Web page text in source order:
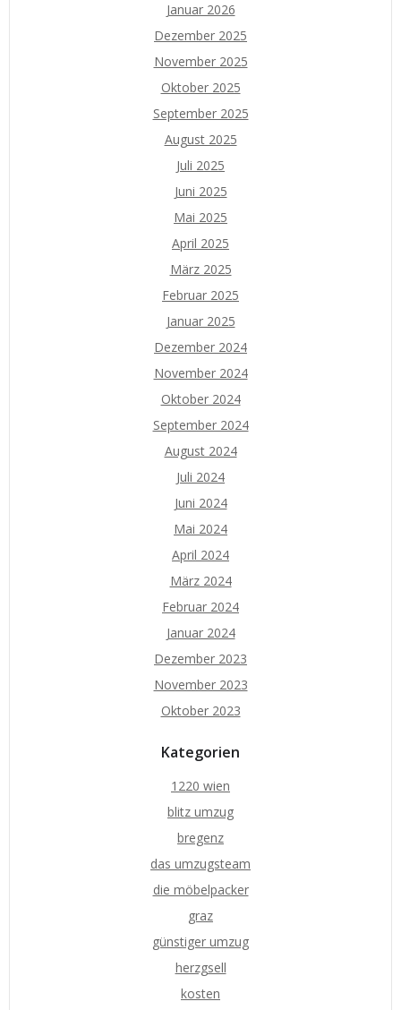
Januar 2026
Dezember 2025
November 2025
Oktober 2025
September 2025
August 2025
Juli 2025
Juni 2025
Mai 2025
April 2025
März 2025
Februar 2025
Januar 2025
Dezember 2024
November 2024
Oktober 2024
September 2024
August 2024
Juli 2024
Juni 2024
Mai 2024
April 2024
März 2024
Februar 2024
Januar 2024
Dezember 2023
November 2023
Oktober 2023
Kategorien
1220 wien
blitz umzug
bregenz
das umzugsteam
die möbelpacker
graz
günstiger umzug
herzgsell
kosten